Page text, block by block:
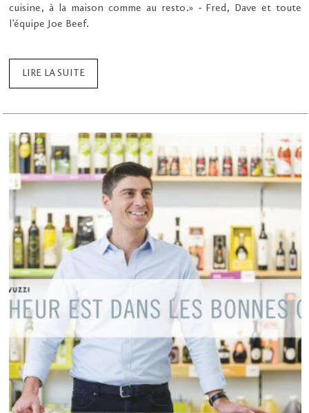
cuisine, à la maison comme au resto.» - Fred, Dave et toute
l'équipe Joe Beef.
LIRE LA SUITE